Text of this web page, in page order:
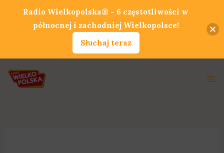
Radio Wielkopolska® - 6 częstotliwości w
północnej i zachodniej Wielkopolsce!
Słuchaj teraz